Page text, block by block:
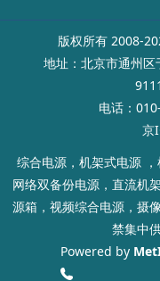
版权所有 2008-
地址：北京市通州区
电话：
京
综合电源，机架式电源
网络双备份电源，直流机
源箱，视频综合电源，摄
禁集中
Powered by